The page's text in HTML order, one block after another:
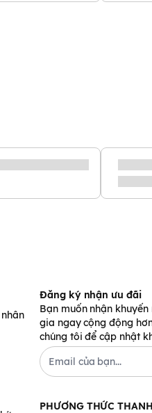
Đăng ký nhận ưu đãi
Bạn muốn nhận
gia ngay cộng động
chúng tôi để cập nhật
PHƯƠNG THỨC